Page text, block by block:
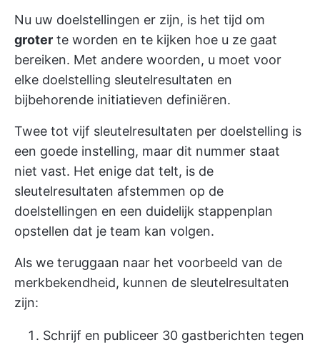
Nu uw doelstellingen er zijn, is het tijd om
groter te worden en te kijken hoe u ze gaat
bereiken. Met andere woorden, u moet voor
elke doelstelling sleutelresultaten en
bijbehorende initiatieven definiëren.
Twee tot vijf sleutelresultaten per doelstelling is
een goede instelling, maar dit nummer staat
niet vast. Het enige dat telt, is de
sleutelresultaten afstemmen op de
doelstellingen en een duidelijk stappenplan
opstellen dat je team kan volgen.
Als we teruggaan naar het voorbeeld van de
merkbekendheid, kunnen de sleutelresultaten
zijn:
Schrijf en publiceer 30 gastberichten tegen